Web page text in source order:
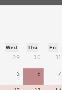
Wed Thu Fri
29 30 31
5 6 7